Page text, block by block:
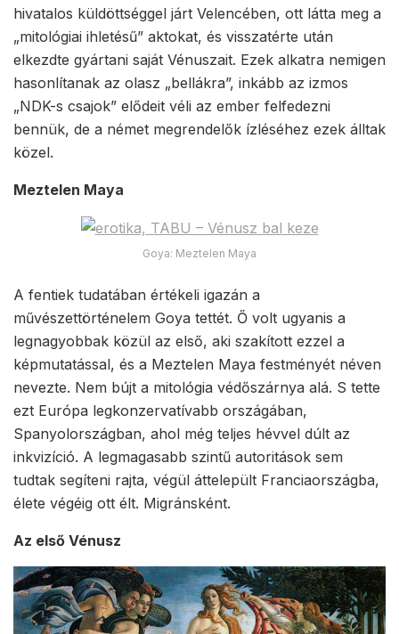
hivatalos küldöttséggel járt Velencében, ott látta meg a
„mitológiai ihletésű” aktokat, és visszatérte után
elkezdte gyártani saját Vénuszait. Ezek alkatra nemigen
hasonlítanak az olasz „bellákra”, inkább az izmos
„NDK-s csajok” elődeit véli az ember felfedezni
bennük, de a német megrendelők ízléséhez ezek álltak
közel.
Meztelen Maya
Goya: Meztelen Maya
A fentiek tudatában értékeli igazán a
művészettörténelem Goya tettét. Ő volt ugyanis a
legnagyobbak közül az első, aki szakított ezzel a
képmutatással, és a Meztelen Maya festményét néven
nevezte. Nem bújt a mitológia védőszárnya alá. S tette
ezt Európa legkonzervatívabb országában,
Spanyolországban, ahol még teljes hévvel dúlt az
inkvizíció. A legmagasabb szintű autoritások sem
tudtak segíteni rajta, végül áttelepült Franciaországba,
élete végéig ott élt. Migránsként.
Az első Vénusz